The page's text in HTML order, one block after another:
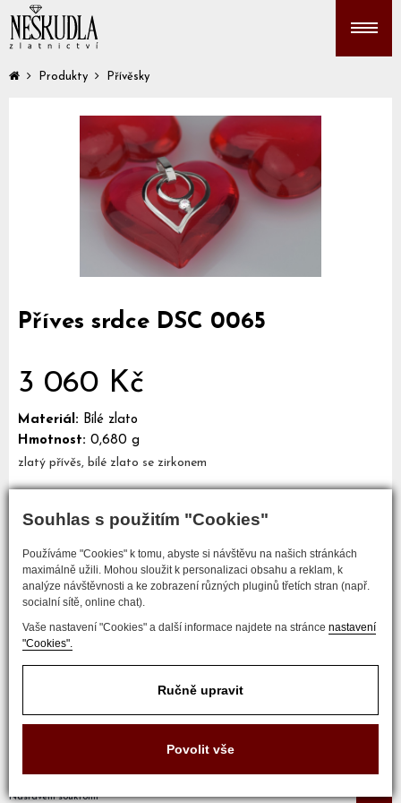
Souhlas s použitím "Cookies"
Používáme "Cookies" k tomu, abyste si návštěvu na našich stránkách
maximálně užili. Mohou sloužit k personalizaci obsahu a reklam, k
analýze návštěvnosti a ke zobrazení různých pluginů třetích stran (např.
socialní sítě, online chat).
Vaše nastavení "Cookies" a další informace najdete na stránce nastavení
"Cookies".
Ručně upravit
Povolit vše
Produkty Přívěsky
Příves srdce DSC 0065
3 060 Kč
Materiál: Bílé zlato
Hmotnost: 0,680 g
zlatý přívěs, bílé zlato se zirkonem
Mám zájem o tento šperk
COPYRIGHT © 2017 ZLATNICTVÍ NEŠKUDLA
Nastavení soukromí